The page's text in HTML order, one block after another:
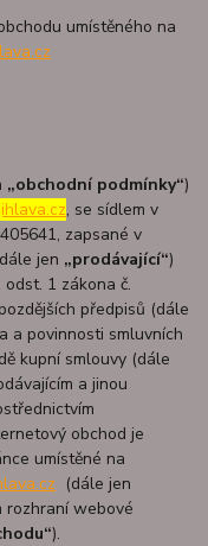
umístěného na
„obchodní podmínky“)
, se sídlem v
zapsané v
jen „prodávající“)
1 zákona č.
předpisů (dále
a povinnosti smluvních
kupní smlouvy (dále
a jinou
obchod je
umístěné na
(dále jen
rozhraní webové
).